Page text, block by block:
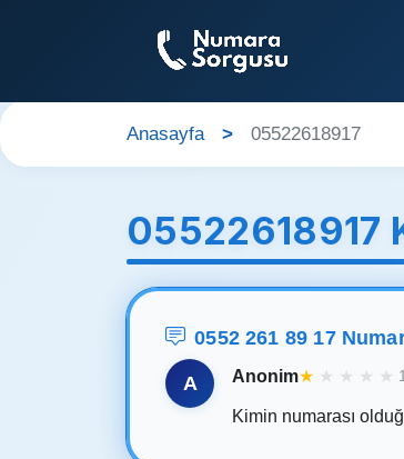
Anasayfa 05522618917
05522618917
0552 261 89 17
A Anonim★ ★ ★ ★ ★
Kimin numarası